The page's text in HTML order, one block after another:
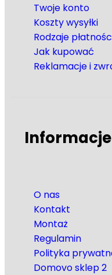
Twoje konto
Koszty wysyłki
Rodzaje
Jak kupować
Reklamacje i
Informacje
O nas
Kontakt
Montaż
Regulamin
Polityka
Domovo sklep 2